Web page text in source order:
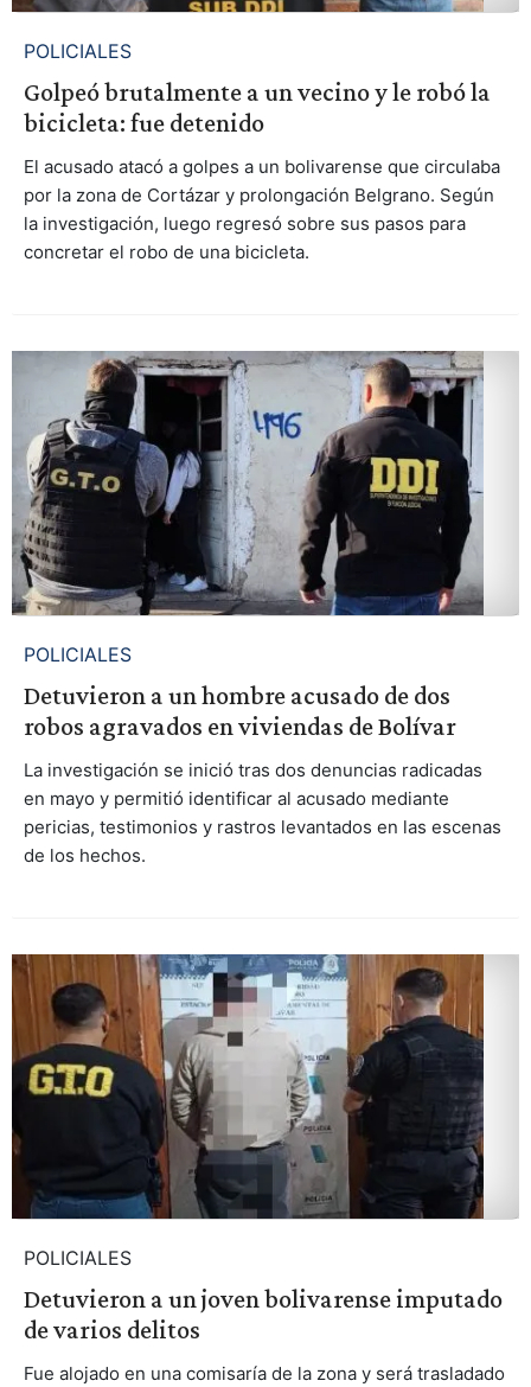
POLICIALES
Golpeó brutalmente a un vecino y le robó la
bicicleta: fue detenido
El acusado atacó a golpes a un bolivarense que circulaba
por la zona de Cortázar y prolongación Belgrano. Según
la investigación, luego regresó sobre sus pasos para
concretar el robo de una bicicleta.
POLICIALES
Detuvieron a un hombre acusado de dos
robos agravados en viviendas de Bolívar
La investigación se inició tras dos denuncias radicadas
en mayo y permitió identificar al acusado mediante
pericias, testimonios y rastros levantados en las escenas
de los hechos.
POLICIALES
Detuvieron a un joven bolivarense imputado
de varios delitos
Fue alojado en una comisaría de la zona y será trasladado